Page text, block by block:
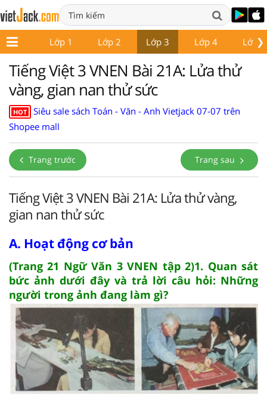
❯
Lớp 1 Lớp 2 Lớp 3 Lớp 4 Lớp 5
Tiếng Việt 3 VNEN Bài 21A: Lửa thử
vàng, gian nan thử sức
HOT
Siêu sale sách Toán - Văn - Anh Vietjack 07-07 trên
Shopee mall
Trang trước Trang sau
Tiếng Việt 3 VNEN Bài 21A: Lửa thử vàng,
gian nan thử sức
A. Hoạt động cơ bản
(Trang 21 Ngữ Văn 3 VNEN tập 2)1. Quan sát
bức ảnh dưới đây và trả lời câu hỏi: Những
người trong ảnh đang làm gì?